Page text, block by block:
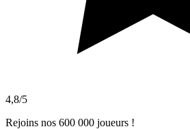
4,8/5
Rejoins nos 600 000 joueurs !